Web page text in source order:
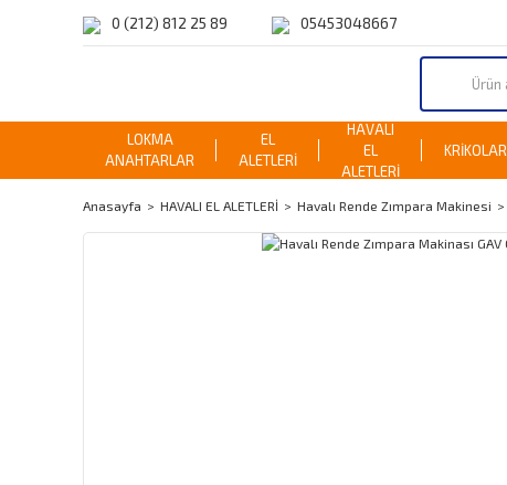
0 (212) 812 25 89 05453048667
LOKMA
ANAHTARLAR
EL
ALETLERİ
HAVALI
EL
ALETLERİ
KRİKOLAR
Anasayfa HAVALI EL ALETLERİ Havalı Rende Zımpara Makinesi